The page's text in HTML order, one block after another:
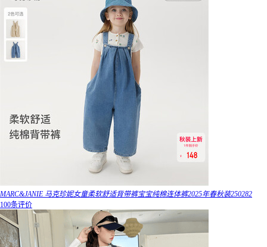
MARC&JANIE 马克珍妮女童柔软舒适背带裤宝宝纯棉连体裤2025年春秋装250282
100条评价